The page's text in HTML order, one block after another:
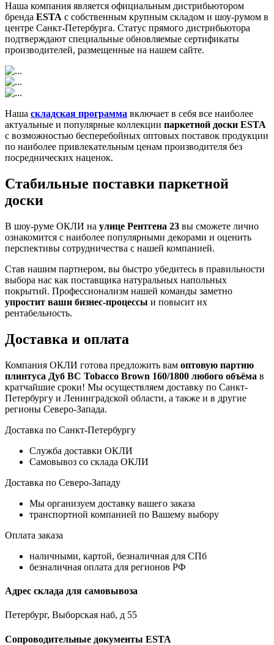
Наша компания является официальным дистрибьютором
бренда ESTA с собственным крупным складом и шоу-румом в
центре Санкт-Петербурга. Статус прямого дистрибьютора
подтверждают специальные обновляемые сертификаты
производителей, размещенные на нашем сайте.
Наша складская программа включает в себя все наиболее
актуальные и популярные коллекции паркетной доски ESTA
с возможностью бесперебойных оптовых поставок продукции
по наиболее привлекательным ценам производителя без
посреднических наценок.
Стабильные поставки паркетной
доски
В шоу-руме ОКЛИ на улице Рентгена 23 вы сможете лично
ознакомится с наиболее популярными декорами и оценить
перспективы сотрудничества с нашей компанией.
Став нашим партнером, вы быстро убедитесь в правильности
выбора нас как поставщика натуральных напольных
покрытий. Профессионализм нашей команды заметно
упростит ваши бизнес-процессы и повысит их
рентабельность.
Доставка и оплата
Компания ОКЛИ готова предложить вам оптовую партию
плинтуса Дуб BC Tobacco Brown 160/1800 любого объёма в
кратчайшие сроки! Мы осуществляем доставку по Санкт-
Петербургу и Ленинградской области, а также и в другие
регионы Северо-Запада.
Доставка по Санкт-Петербургу
Служба доставки ОКЛИ
Самовывоз со склада ОКЛИ
Доставка по Северо-Западу
Мы организуем доставку вашего заказа
транспортной компанией по Вашему выбору
Оплата заказа
наличными, картой, безналичная для СПб
безналичная оплата для регионов РФ
Адрес склада для самовывоза
Петербург, Выборская наб, д 55
Сопроводительные документы ESTA